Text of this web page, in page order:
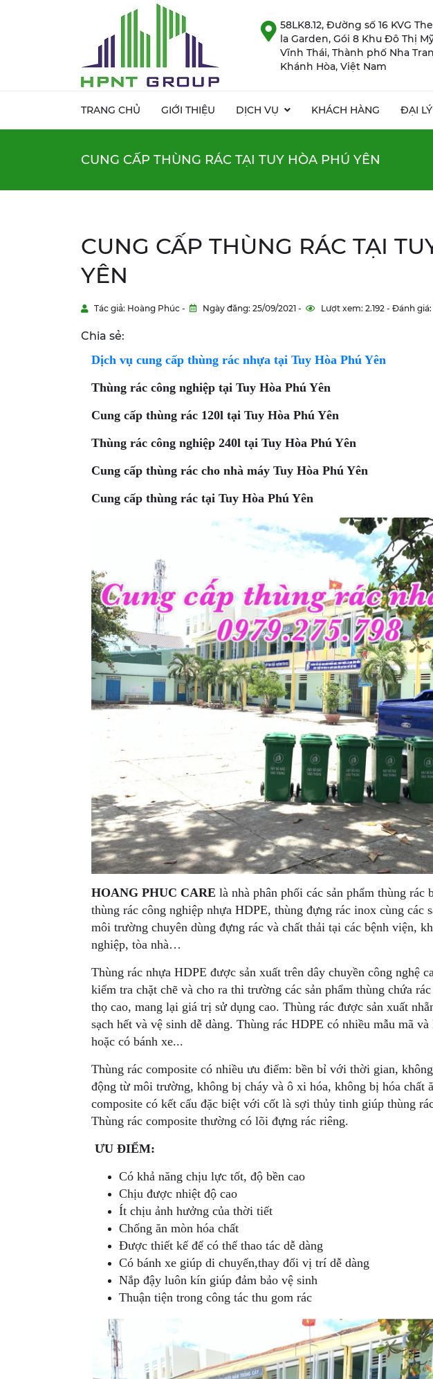
TRANG CHỦ GIỚI THIỆU DỊCH VỤ KHÁCH HÀNG ĐẠI LÝ
58LK8.12, Đường số 16 KVG
la Garden, Gói 8 Khu Đô Thị
Vĩnh Thái, Thành phố Nha
Khánh Hòa, Việt Nam
CUNG CẤP THÙNG RÁC TẠI TUY HÒA PHÚ YÊN
CUNG CẤP THÙNG RÁC TẠI
YÊN
Tác giả: Hoàng Phúc - Ngày đăng: 25/09/2021 - Lượt xem: 2.192 - Đánh giá:
Chia sẻ:
Dịch vụ cung cấp thùng rác nhựa tại Tuy Hòa Phú Yên
Thùng rác công nghiệp tại Tuy Hòa Phú Yên
Cung cấp thùng rác 120l tại Tuy Hòa Phú Yên
Thùng rác công nghiệp 240l tại Tuy Hòa Phú Yên
Cung cấp thùng rác cho nhà máy Tuy Hòa Phú Yên
Cung cấp thùng rác tại Tuy Hòa Phú Yên
HOANG PHUC CARE là nhà phân phối các sản phẩm thùng rác
thùng rác công nghiệp nhựa HDPE, thùng đựng rác inox cùng các
môi trường chuyên dùng đựng rác và chất thải tại các bệnh viện,
nghiệp, tòa nhà…
Thùng rác nhựa HDPE được sản xuất trên dây chuyền công nghệ
kiểm tra chặt chẽ và cho ra thi trường các sản phẩm thùng chứa
thọ cao, mang lại giá trị sử dụng cao. Thùng rác được sản xuất
sạch hết và vệ sinh dễ dàng. Thùng rác HDPE có nhiều mẫu mã
hoặc có bánh xe...
Thùng rác composite có nhiều ưu điểm: bền bỉ với thời gian,
động từ môi trường, không bị cháy và ô xi hóa, không bị hóa chất
composite có kết cấu đặc biệt với cốt là sợi thủy tinh giúp thùng
Thùng rác composite thường có lõi đựng rác riêng.
ƯU ĐIỂM:
Có khả năng chịu lực tốt, độ bền cao
Chịu được nhiệt độ cao
Ít chịu ảnh hưởng của thời tiết
Chống ăn mòn hóa chất
Được thiết kế để có thể thao tác dễ dàng
Có bánh xe giúp di chuyển,thay đổi vị trí dễ dàng
Nắp đậy luôn kín giúp đảm bảo vệ sinh
Thuận tiện trong công tác thu gom rác